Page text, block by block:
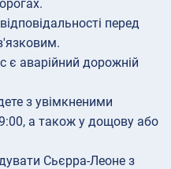
перед
є аварійний дорожній
з увімкненими
а також у дощову або
Сьєрра-Леоне з